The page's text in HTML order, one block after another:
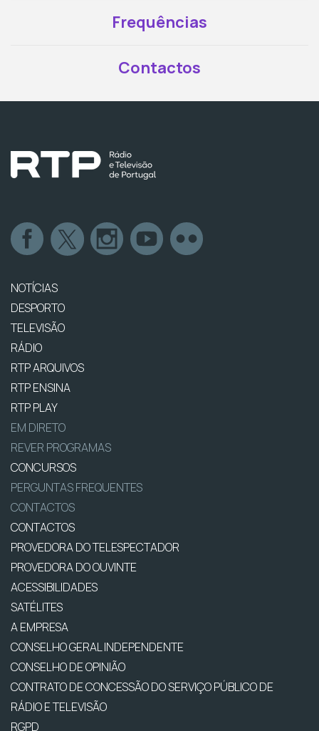
Frequências
Contactos
NOTÍCIAS
DESPORTO
TELEVISÃO
RÁDIO
RTP ARQUIVOS
RTP ENSINA
RTP PLAY
EM DIRETO
REVER PROGRAMAS
CONCURSOS
PERGUNTAS FREQUENTES
CONTACTOS
CONTACTOS
PROVEDORA DO TELESPECTADOR
PROVEDORA DO OUVINTE
ACESSIBILIDADES
SATÉLITES
A EMPRESA
CONSELHO GERAL INDEPENDENTE
CONSELHO DE OPINIÃO
CONTRATO DE CONCESSÃO DO SERVIÇO PÚBLICO DE
RÁDIO E TELEVISÃO
RGPD